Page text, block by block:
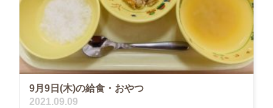
9月9日(木)の給食・おやつ
2021.09.09